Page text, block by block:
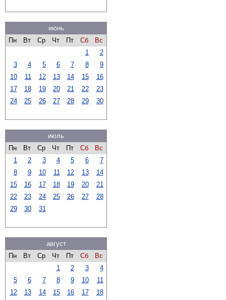
июнь
Пн
Вт Ср Чт Пт Сб
Вс
1
2
3
4 5 6 7 8
9
10
11 12 13 14 15
16
17
18 19 20 21 22
23
24
25 26 27 28 29 30
июль
Пн
Вт Ср Чт Пт Сб
Вс
1
2 3 4 5 6
7
8
9 10 11 12 13
14
15
16 17 18 19 20
21
22
23 24 25 26 27
28
29
30 31
август
Пн
Вт Ср Чт Пт Сб
Вс
1
2 3
4
5
6 7 8 9 10
11
12
13 14 15 16 17
18